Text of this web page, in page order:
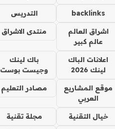
backlinks التدريس
اشراق العالم
عالم كبير
منتدى الاشراق
اعلانات الباك
لينك 2026
باك لينك
وجيست بوست
موقع المشاريع
العربي
مصادر التعليم
خيال التقنية مجلة تقنية